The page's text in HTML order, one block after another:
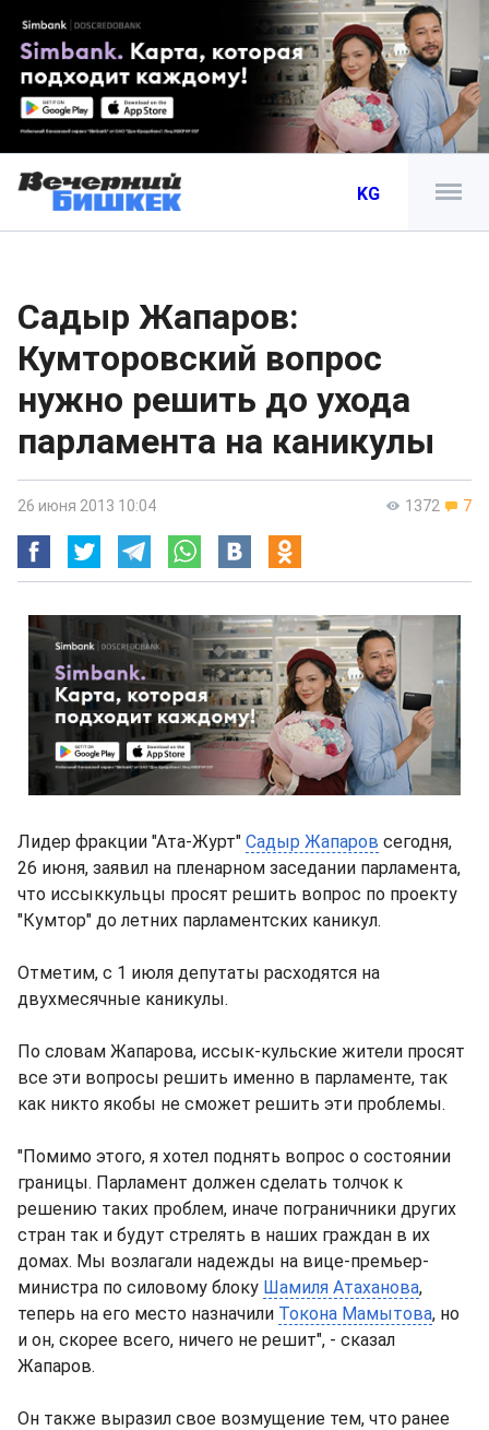
KG
Садыр Жапаров:
Кумторовский вопрос
нужно решить до ухода
парламента на каникулы
1372 7
26 июня 2013 10:04
Лидер фракции "Ата-Журт" Садыр Жапаров сегодня,
26 июня, заявил на пленарном заседании парламента,
что иссыккульцы просят решить вопрос по проекту
"Кумтор" до летних парламентских каникул.
Отметим, с 1 июля депутаты расходятся на
двухмесячные каникулы.
По словам Жапарова, иссык-кульские жители просят
все эти вопросы решить именно в парламенте, так
как никто якобы не сможет решить эти проблемы.
"Помимо этого, я хотел поднять вопрос о состоянии
границы. Парламент должен сделать толчок к
решению таких проблем, иначе пограничники других
стран так и будут стрелять в наших граждан в их
домах. Мы возлагали надежды на вице-премьер-
министра по силовому блоку Шамиля Атаханова,
теперь на его место назначили Токона Мамытова, но
и он, скорее всего, ничего не решит", - сказал
Жапаров.
Он также выразил свое возмущение тем, что ранее